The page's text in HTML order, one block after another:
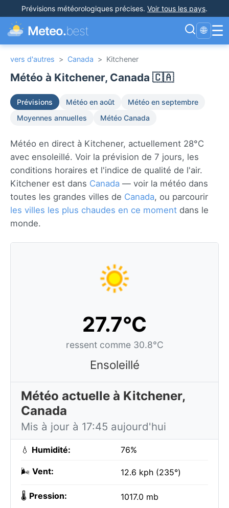
Prévisions météorologiques précises. Voir tous les pays.
Meteo.best 🌐 ☰
vers d'autres > Canada > Kitchener
Météo à Kitchener, Canada 🇨🇦
Prévisions Météo en août
Météo en septembre
Moyennes annuelles
Météo Canada
Météo en direct à Kitchener, actuellement 28°C
avec ensoleillé. Voir la prévision de 7 jours, les
conditions horaires et l'indice de qualité de l'air.
Kitchener est dans Canada — voir la météo dans
toutes les grandes villes de Canada, ou parcourir
les villes les plus chaudes en ce moment dans le
monde.
27.7°C
ressent comme 30.8°C
Ensoleillé
Météo actuelle à Kitchener,
Canada
Mis à jour à 17:45 aujourd'hui
💧 Humidité: 76%
🌬️ Vent: 12.6 kph (235°)
🌡️ Pression: 1017.0 mb